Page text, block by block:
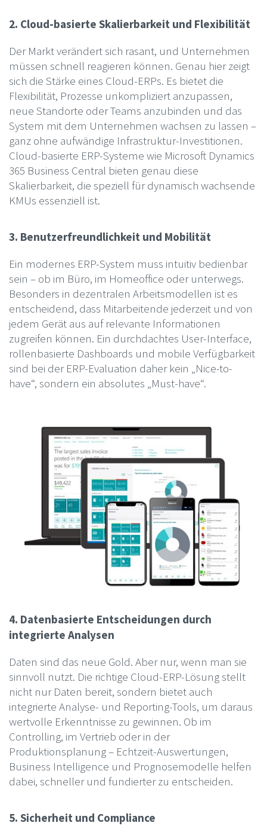
2. Cloud-basierte Skalierbarkeit und Flexibilität
Der Markt verändert sich rasant, und Unternehmen
müssen schnell reagieren können. Genau hier zeigt
sich die Stärke eines Cloud-ERPs. Es bietet die
Flexibilität, Prozesse unkompliziert anzupassen,
neue Standorte oder Teams anzubinden und das
System mit dem Unternehmen wachsen zu lassen –
ganz ohne aufwändige Infrastruktur-Investitionen.
Cloud-basierte ERP-Systeme wie Microsoft Dynamics
365 Business Central bieten genau diese
Skalierbarkeit, die speziell für dynamisch wachsende
KMUs essenziell ist.
3. Benutzerfreundlichkeit und Mobilität
Ein modernes ERP-System muss intuitiv bedienbar
sein – ob im Büro, im Homeoffice oder unterwegs.
Besonders in dezentralen Arbeitsmodellen ist es
entscheidend, dass Mitarbeitende jederzeit und von
jedem Gerät aus auf relevante Informationen
zugreifen können. Ein durchdachtes User-Interface,
rollenbasierte Dashboards und mobile Verfügbarkeit
sind bei der ERP-Evaluation daher kein „Nice-to-
have“, sondern ein absolutes „Must-have“.
4. Datenbasierte Entscheidungen durch
integrierte Analysen
Daten sind das neue Gold. Aber nur, wenn man sie
sinnvoll nutzt. Die richtige Cloud-ERP-Lösung stellt
nicht nur Daten bereit, sondern bietet auch
integrierte Analyse- und Reporting-Tools, um daraus
wertvolle Erkenntnisse zu gewinnen. Ob im
Controlling, im Vertrieb oder in der
Produktionsplanung – Echtzeit-Auswertungen,
Business Intelligence und Prognosemodelle helfen
dabei, schneller und fundierter zu entscheiden.
5. Sicherheit und Compliance